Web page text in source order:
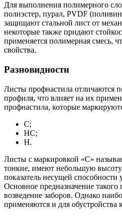
Для выполнения полимерного
полиэстер, пурал, PVDF
защищают стальной лист от
некоторые также придают
применяется полимерная смесь,
свойства.
Разновидности
Листы профнастила отличаются
профиля, что влияет на их
профнастила, которые
С;
НС;
Н.
Листы с маркировкой «С»
тонкие, имеют небольшую
показатель несущей
Основное предназначение такого
возведение заборов. Однако
применяются и для обустройства